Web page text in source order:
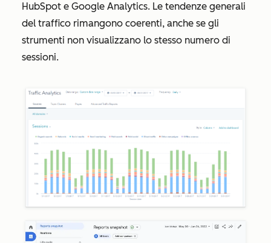
HubSpot e Google Analytics. Le tendenze generali
del traffico rimangono coerenti, anche se gli
strumenti non visualizzano lo stesso numero di
sessioni.